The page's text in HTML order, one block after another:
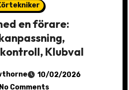
en förare:
Klubval
10/02/2026
No Comments